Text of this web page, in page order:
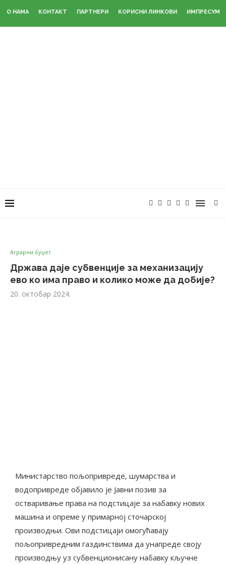
О НАМА КОНТАКТ ПАРТНЕРИ КОРИСНИ ЛИНКОВИ ИМПРЕСУМ
Аграрни буџет
Држава даје субвенције за механизацију
ево ко има право и колико може да добије?
20. октобар 2024.
Министарство пољопривреде, шумарства и
водопривреде објавило је Јавни позив за
остваривање права на подстицаје за набавку нових
машина и опреме у примарној сточарској
производњи. Ови подстицаји омогућавају
пољопривредним газдинствима да унапреде своју
производњу уз субвенционисану набавку кључне